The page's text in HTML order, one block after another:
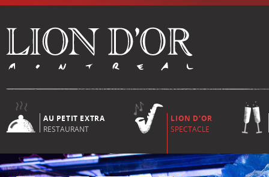
AU PETIT EXTRA
RESTAURANT
LION D'OR
SPECTACLE